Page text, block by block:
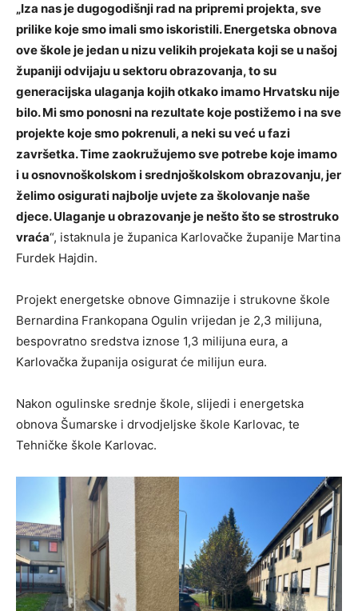
„Iza nas je dugogodišnji rad na pripremi projekta, sve
prilike koje smo imali smo iskoristili. Energetska obnova
ove škole je jedan u nizu velikih projekata koji se u našoj
županiji odvijaju u sektoru obrazovanja, to su
generacijska ulaganja kojih otkako imamo Hrvatsku nije
bilo. Mi smo ponosni na rezultate koje postižemo i na sve
projekte koje smo pokrenuli, a neki su već u fazi
završetka. Time zaokružujemo sve potrebe koje imamo
i u osnovnoškolskom i srednjoškolskom obrazovanju, jer
želimo osigurati najbolje uvjete za školovanje naše
djece. Ulaganje u obrazovanje je nešto što se strostruko
vraća“, istaknula je županica Karlovačke županije Martina
Furdek Hajdin.
Projekt energetske obnove Gimnazije i strukovne škole
Bernardina Frankopana Ogulin vrijedan je 2,3 milijuna,
bespovratno sredstva iznose 1,3 milijuna eura, a
Karlovačka županija osigurat će milijun eura.
Nakon ogulinske srednje škole, slijedi i energetska
obnova Šumarske i drvodjeljske škole Karlovac, te
Tehničke škole Karlovac.